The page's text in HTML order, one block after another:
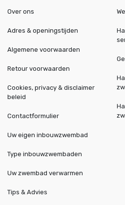
Over ons
Adres & openingstijden
Algemene voorwaarden
Retour voorwaarden
Cookies, privacy & disclaimer
beleid
Contactformulier
Uw eigen inbouwzwembad
Type inbouwzwembaden
Uw zwembad verwarmen
Tips & Advies